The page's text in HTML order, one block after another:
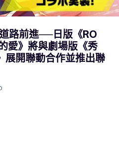
路前進──日版《RO
愛》將與劇場版《秀
展開聯動合作並推出聯